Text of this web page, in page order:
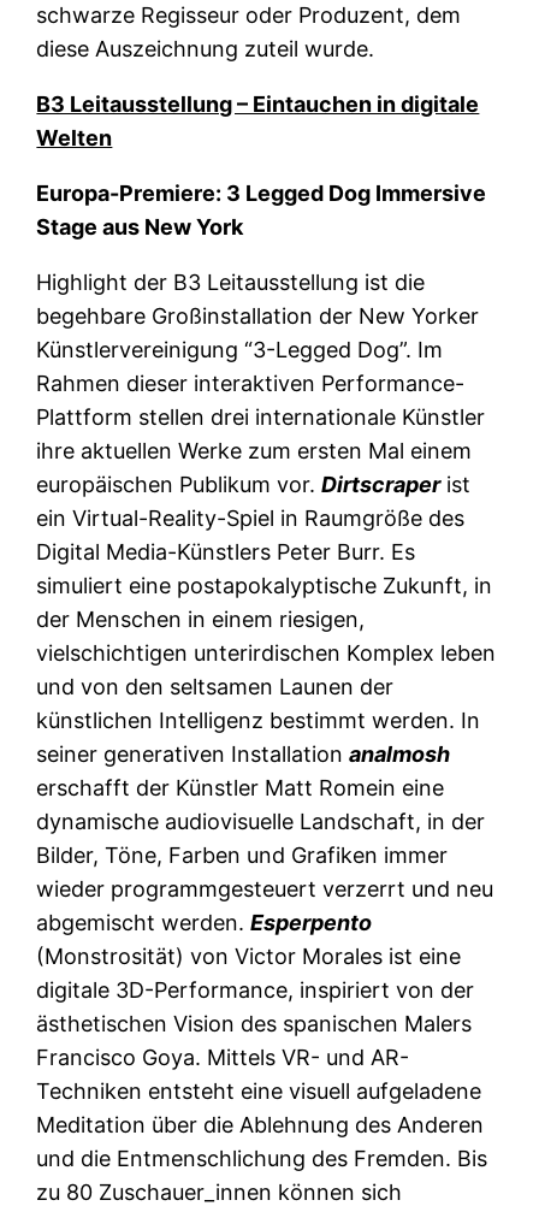
schwarze Regisseur oder Produzent, dem
diese Auszeichnung zuteil wurde.
B3 Leitausstellung – Eintauchen in digitale
Welten
Europa-Premiere: 3 Legged Dog Immersive
Stage aus New York
Highlight der B3 Leitausstellung ist die
begehbare Großinstallation der New Yorker
Künstlervereinigung “3-Legged Dog”. Im
Rahmen dieser interaktiven Performance-
Plattform stellen drei internationale Künstler
ihre aktuellen Werke zum ersten Mal einem
europäischen Publikum vor.Dirtscraperist
ein Virtual-Reality-Spiel in Raumgröße des
Digital Media-Künstlers Peter Burr. Es
simuliert eine postapokalyptische Zukunft, in
der Menschen in einem riesigen,
vielschichtigen unterirdischen Komplex leben
und von den seltsamen Launen der
künstlichen Intelligenz bestimmt werden. In
seiner generativen Installationanalmosh
erschafft der Künstler Matt Romein eine
dynamische audiovisuelle Landschaft, in der
Bilder, Töne, Farben und Grafiken immer
wieder programmgesteuert verzerrt und neu
abgemischt werden.Esperpento
(Monstrosität) von Victor Morales ist eine
digitale 3D-Performance, inspiriert von der
ästhetischen Vision des spanischen Malers
Francisco Goya. Mittels VR- und AR-
Techniken entsteht eine visuell aufgeladene
Meditation über die Ablehnung des Anderen
und die Entmenschlichung des Fremden. Bis
zu 80 Zuschauer_innen können sich